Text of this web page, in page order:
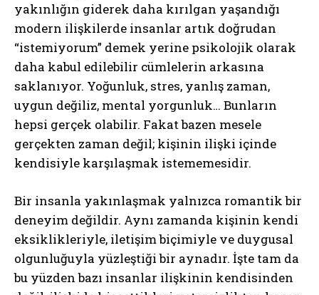
yakınlığın giderek daha kırılgan yaşandığı
modern ilişkilerde insanlar artık doğrudan
“istemiyorum” demek yerine psikolojik olarak
daha kabul edilebilir cümlelerin arkasına
saklanıyor. Yoğunluk, stres, yanlış zaman,
uygun değiliz, mental yorgunluk… Bunların
hepsi gerçek olabilir. Fakat bazen mesele
gerçekten zaman değil; kişinin ilişki içinde
kendisiyle karşılaşmak istememesidir.
Bir insanla yakınlaşmak yalnızca romantik bir
deneyim değildir. Aynı zamanda kişinin kendi
eksiklikleriyle, iletişim biçimiyle ve duygusal
olgunluğuyla yüzleştiği bir aynadır. İşte tam da
bu yüzden bazı insanlar ilişkinin kendisinden